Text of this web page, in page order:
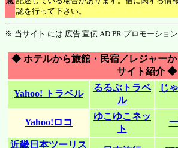
認を行って下さい。
※ 当サイト には 広告 宣伝 AD PR プロモーション
◆ ホテルから旅館・民宿／レジャー
サイト紹介 ◆
Yahoo! トラベル
るるぶトラベ
ル
じ
Yahoo!ロコ
ゆこゆこネッ
ト
近畿日本ツーリス